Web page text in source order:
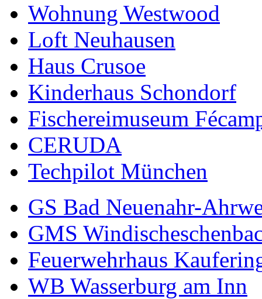
Wohnung Westwood
Loft Neuhausen
Haus Crusoe
Kinderhaus Schondorf
Fischereimuseum
CERUDA
Techpilot München
GS Bad Neuenahr-
GMS
Feuerwehrhaus
WB Wasserburg am Inn